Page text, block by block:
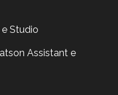
e Studio
Assistant e